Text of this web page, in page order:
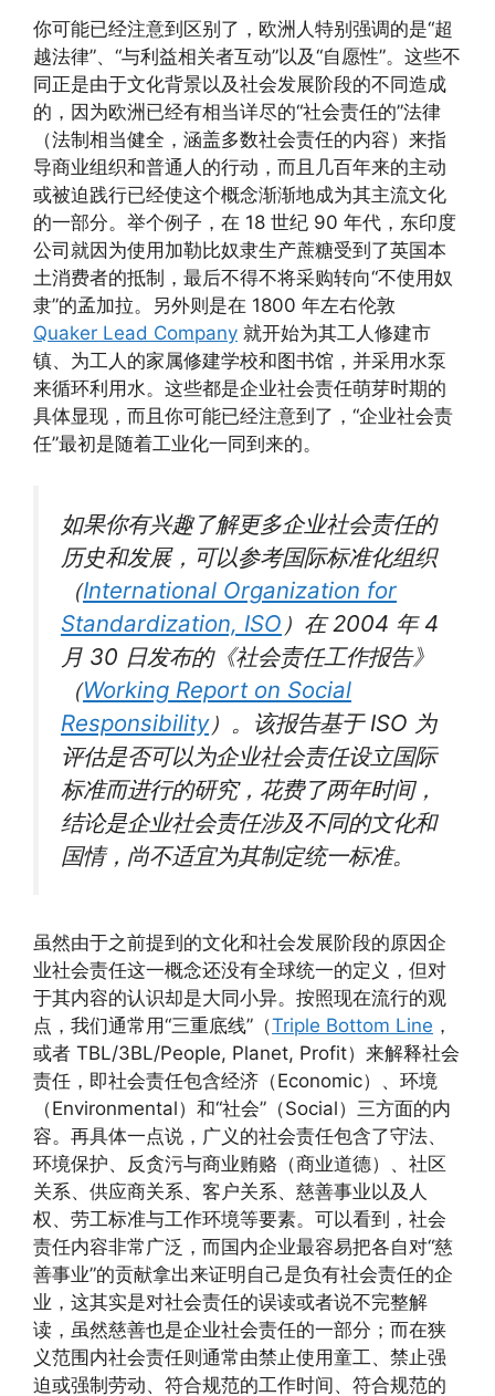
你可能已经注意到区别了，欧洲人特别强调的是“超
越法律”、“与利益相关者互动”以及“自愿性”。这些不
同正是由于文化背景以及社会发展阶段的不同造成
的，因为欧洲已经有相当详尽的“社会责任的”法律
（法制相当健全，涵盖多数社会责任的内容）来指
导商业组织和普通人的行动，而且几百年来的主动
或被迫践行已经使这个概念渐渐地成为其主流文化
的一部分。举个例子，在 18 世纪 90 年代，东印度
公司就因为使用加勒比奴隶生产蔗糖受到了英国本
土消费者的抵制，最后不得不将采购转向“不使用奴
隶”的孟加拉。另外则是在 1800 年左右伦敦
Quaker Lead Company 就开始为其工人修建市
镇、为工人的家属修建学校和图书馆，并采用水泵
来循环利用水。这些都是企业社会责任萌芽时期的
具体显现，而且你可能已经注意到了，“企业社会责
任”最初是随着工业化一同到来的。
如果你有兴趣了解更多企业社会责任的
历史和发展，可以参考国际标准化组织
（International Organization for
Standardization, ISO ）在 2004 年 4
月 30 日发布的《社会责任工作报告》
（Working Report on Social
Responsibility）。该报告基于 ISO 为
评估是否可以为企业社会责任设立国际
标准而进行的研究，花费了两年时间，
结论是企业社会责任涉及不同的文化和
国情，尚不适宜为其制定统一标准。
虽然由于之前提到的文化和社会发展阶段的原因企
业社会责任这一概念还没有全球统一的定义，但对
于其内容的认识却是大同小异。按照现在流行的观
点，我们通常用“三重底线”（Triple Bottom Line ，
或者 TBL/3BL/People, Planet, Profit）来解释社会
责任，即社会责任包含经济（Economic）、环境
（Environmental）和“社会”（Social）三方面的内
容。再具体一点说，广义的社会责任包含了守法、
环境保护、反贪污与商业贿赂（商业道德）、社区
关系、供应商关系、客户关系、慈善事业以及人
权、劳工标准与工作环境等要素。可以看到，社会
责任内容非常广泛，而国内企业最容易把各自对“慈
善事业”的贡献拿出来证明自己是负有社会责任的企
业，这其实是对社会责任的误读或者说不完整解
读，虽然慈善也是企业社会责任的一部分；而在狭
义范围内社会责任则通常由禁止使用童工、禁止强
迫或强制劳动、符合规范的工作时间、符合规范的